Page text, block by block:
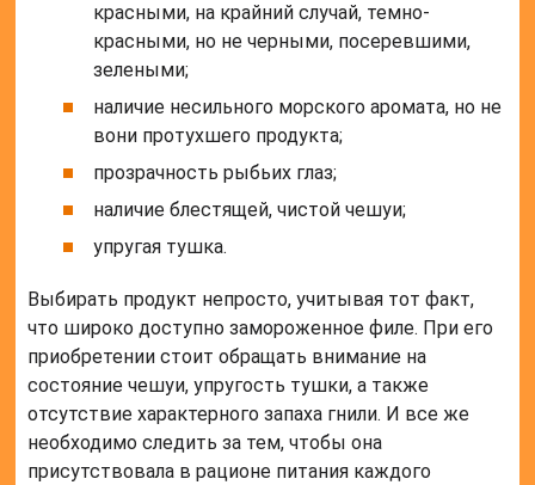
красными, на крайний случай, темно-
красными, но не черными, посеревшими,
зелеными;
наличие несильного морского аромата, но не
вони протухшего продукта;
прозрачность рыбьих глаз;
наличие блестящей, чистой чешуи;
упругая тушка.
Выбирать продукт непросто, учитывая тот факт,
что широко доступно замороженное филе. При его
приобретении стоит обращать внимание на
состояние чешуи, упругость тушки, а также
отсутствие характерного запаха гнили. И все же
необходимо следить за тем, чтобы она
присутствовала в рационе питания каждого